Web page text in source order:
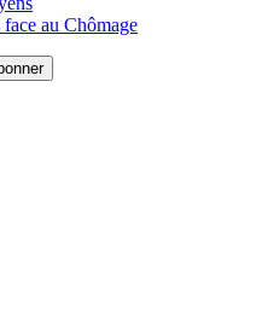
au Chômage